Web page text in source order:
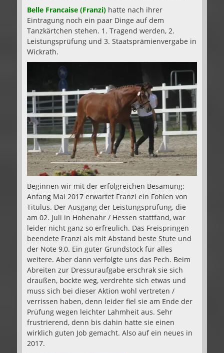
Belle Francaise (Franzi) hatte nach ihrer
Eintragung noch ein paar Dinge auf dem
Tanzkärtchen stehen. 1. Tragend werden, 2.
Leistungsprüfung und 3. Staatsprämienvergabe in
Wickrath.
Beginnen wir mit der erfolgreichen Besamung:
Anfang Mai 2017 erwartet Franzi ein Fohlen von
Titulus. Der Ausgang der Leistungsprüfung, die
am 02. Juli in Hohenahr / Hessen stattfand, war
leider nicht ganz so erfreulich. Das Freispringen
beendete Franzi als mit Abstand beste Stute und
der Note 9,0. Ein guter Grundstock für alles
weitere. Aber dann verfolgte uns das Pech. Beim
Abreiten zur Dressuraufgabe erschrak sie sich
draußen, bockte weg, verdrehte sich etwas und
muss sich bei dieser Aktion wohl vertreten /
verrissen haben, denn leider fiel sie am Ende der
Prüfung wegen leichter Lahmheit aus. Sehr
frustrierend, denn bis dahin hatte sie einen
wirklich guten Job gemacht. Also auf ein neues in
2017.